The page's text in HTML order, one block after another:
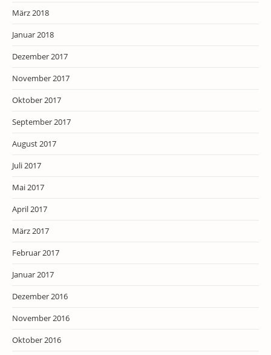
März 2018
Januar 2018
Dezember 2017
November 2017
Oktober 2017
September 2017
August 2017
Juli 2017
Mai 2017
April 2017
März 2017
Februar 2017
Januar 2017
Dezember 2016
November 2016
Oktober 2016